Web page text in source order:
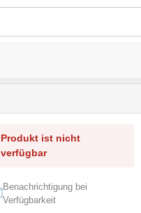
Produkt ist nicht
verfügbar
Benachrichtigung bei
Verfügbarkeit